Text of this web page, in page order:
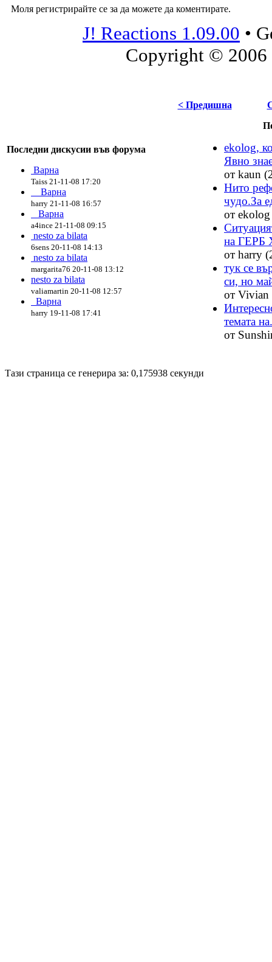
Моля регистрирайте се за да можете да коментирате.
J! Reactions 1.09.00 •
Copyright © 2006
< Предишна
Последни дискусии във форума
Варна
Taiss 21-11-08 17:20
Варна
harry 21-11-08 16:57
Варна
a4ince 21-11-08 09:15
nesto za bilata
6sens 20-11-08 14:13
nesto za bilata
margarita76 20-11-08 13:12
nesto za bilata
valiamartin 20-11-08 12:57
Варна
harry 19-11-08 17:41
ekolog,
Явно
от kaun
Нито
чудо.За
от
на ГЕРБ
от harry
тук се
си, но
от
темата
от
Тази страница се генерира за: 0,175938 секунди